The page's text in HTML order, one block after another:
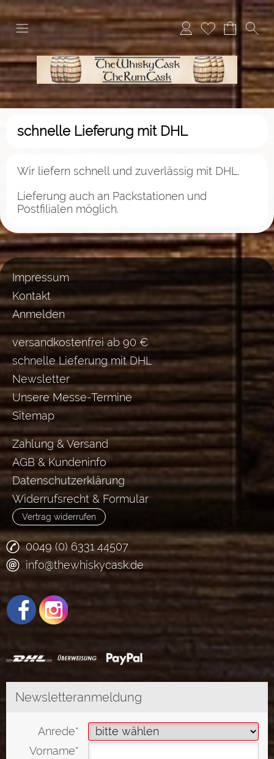
schnelle Lieferung mit DHL
Wir liefern schnell und zuverlässig mit DHL.
Lieferung auch an Packstationen und
Postfilialen möglich.
Impressum
Kontakt
Anmelden
versandkostenfrei ab 90 €
schnelle Lieferung mit DHL
Newsletter
Unsere Messe-Termine
Sitemap
Zahlung & Versand
AGB & Kundeninfo
Datenschutzerklärung
Widerrufsrecht & Formular
Vertrag widerrufen
0049 (0) 6331 44507
info@thewhiskycask.de